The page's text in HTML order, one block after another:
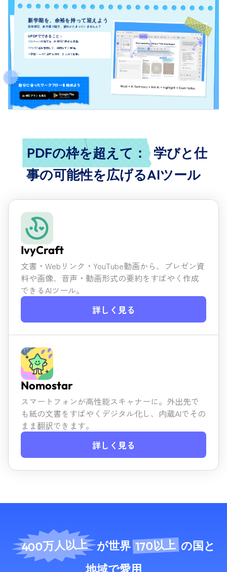
新学期を、余裕を持って迎えよう
新学期前、教科書や論文、資料がたまっていませんか？
UPDFでできること：
30ページの論文も、授業前に要点を把握。
PDFに直接質問して、疑問をすぐ解消。
学習ノートに注釈を付け、まとめて整理。
自分に合ったワークフローを始めよう
お得なプランを見る 無料ダウンロード
PDFの枠を超えて：
学びと仕
事の可能性を広げるAIツール
IvyCraft
文書・Webリンク・YouTube動画から、プレゼン資
料や画像、 音声・動画形式の要約をすばやく作成
できるAIツール。
詳しく見る
Nomostar
スマートフォンが高性能スキャナーに。外出先で
も紙の文書をすばやくデジタル化し、内蔵AIでその
まま翻訳できます。
詳しく見る
400万人以上 が世界 170以上 の国と
地域で愛用